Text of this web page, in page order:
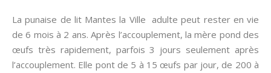
La punaise de lit Mantes la Ville adulte peut rester en vie
de 6 mois à 2 ans. Après l’accouplement, la mère pond des
œufs très rapidement, parfois 3 jours seulement après
l’accouplement. Elle pont de 5 à 15 œufs par jour, de 200 à